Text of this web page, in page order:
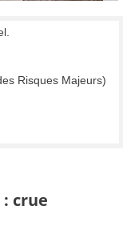
Risques Majeurs)
crue